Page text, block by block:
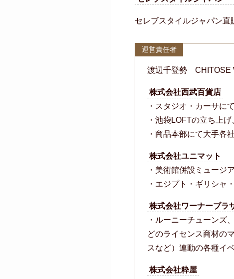
セレブスタイルジャパン直
運営責任者
渡辺千登勢 CHITOSE
株式会社西武百貨店
・スタジオ・カーサに
・池袋LOFTの立ち上
・商品本部にて大手各
株式会社ユニマット
・美術館併設ミュージ
・エジプト・ギリシャ
株式会社ワーナーブラ
・ルーニーチューンズ
どのライセンス商材の
スなど）連動の各種イ
株式会社粋屋